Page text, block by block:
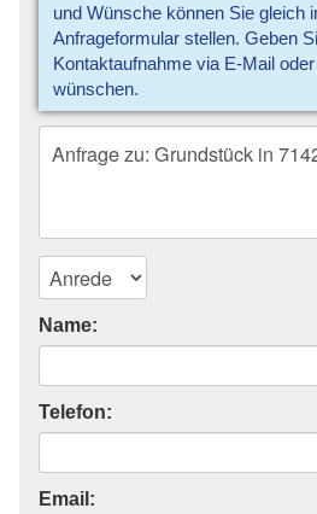
und Wünsche können Sie gleich
Anfrageformular stellen. Geben
Kontaktaufnahme via E-Mail
wünschen.
Name:
Telefon:
Email: